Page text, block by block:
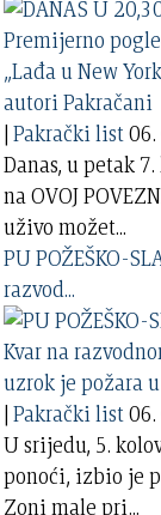
|Pakrački list
Danas, u petak
na OVOJ
uživo možet...
PU POŽEŠKO-
razvod...
|Pakrački list
U srijedu, 5.
ponoći, izbio je
Zoni male pri...